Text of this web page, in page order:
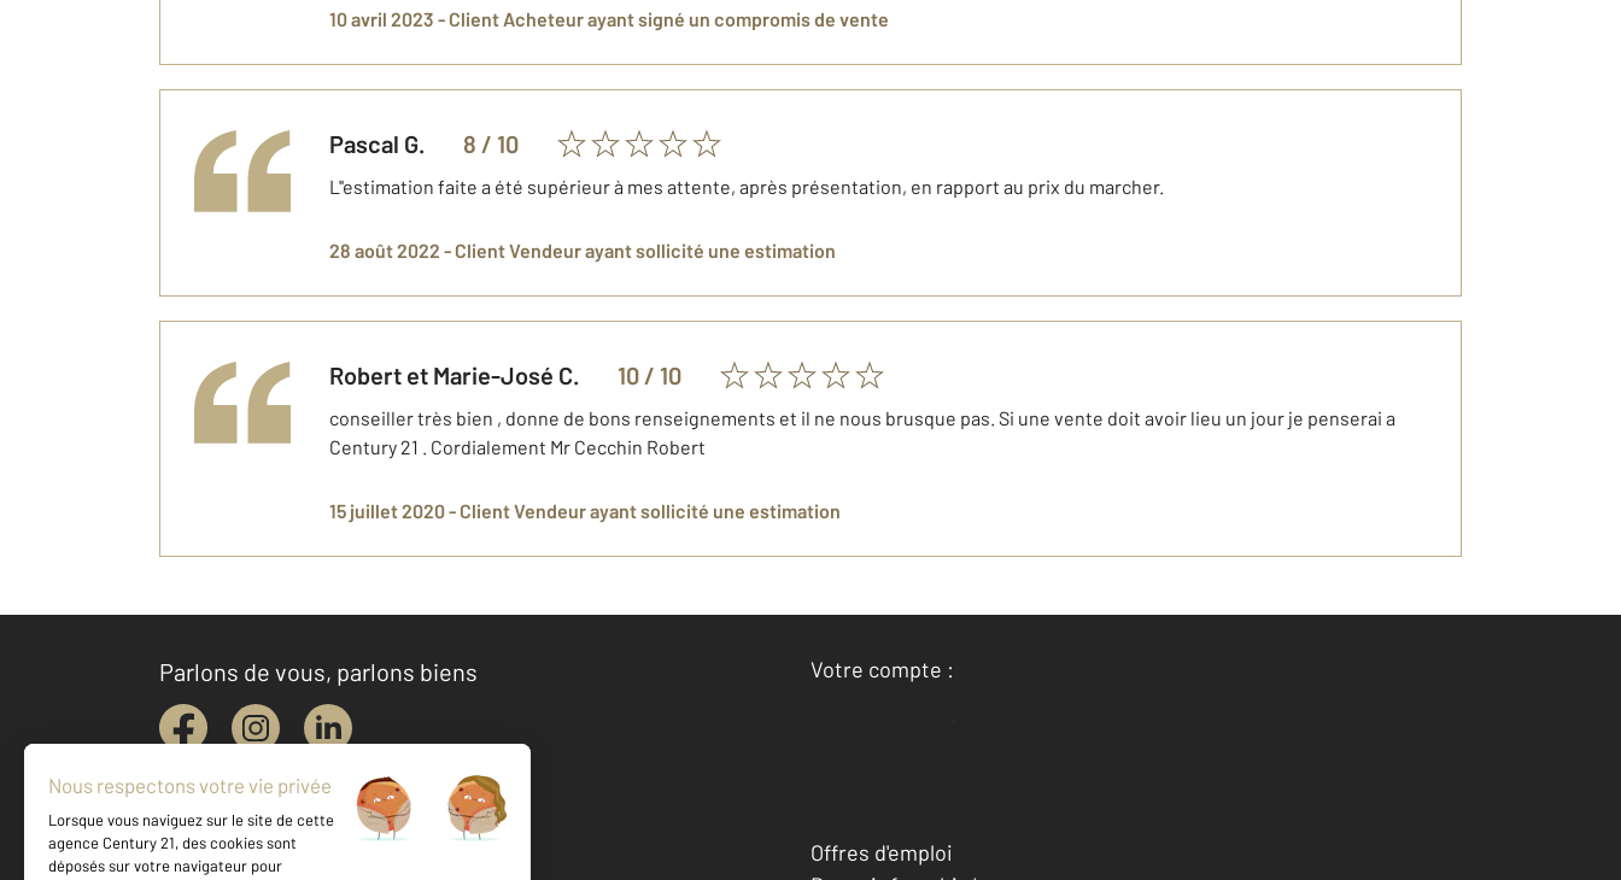
10 avril 2023 - Client Acheteurayant signé un compromis de vente
Pascal G. 8 / 10
L''estimation faite a été supérieur à mes attente, après présentation, en rapport au prix du marcher.
28 août 2022 - Client Vendeurayant sollicité une estimation
Robert et Marie-José C. 10 / 10
conseiller très bien , donne de bons renseignements et il ne nous brusque pas. Si une vente doit avoir lieu un jour je penserai a
Century 21 . Cordialement Mr Cecchin Robert
15 juillet 2020 - Client Vendeurayant sollicité une estimation
Parlons de vous, parlons biens
Votre compte :
Accéder à mon compte
Offres d'emploi